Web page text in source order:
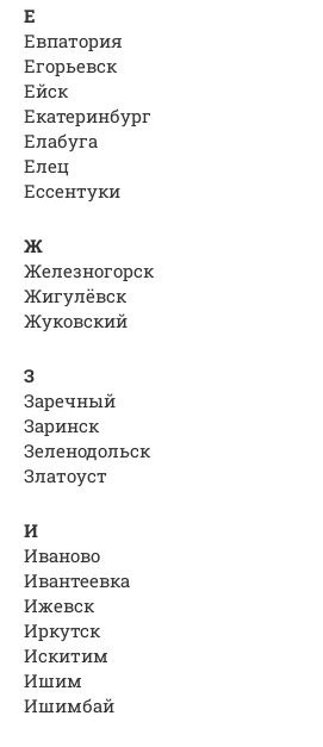
Е
Евпатория
Егорьевск
Ейск
Екатеринбург
Елабуга
Елец
Ессентуки
Ж
Железногорск
Жигулёвск
Жуковский
З
Заречный
Заринск
Зеленодольск
Златоуст
И
Иваново
Ивантеевка
Ижевск
Иркутск
Искитим
Ишим
Ишимбай